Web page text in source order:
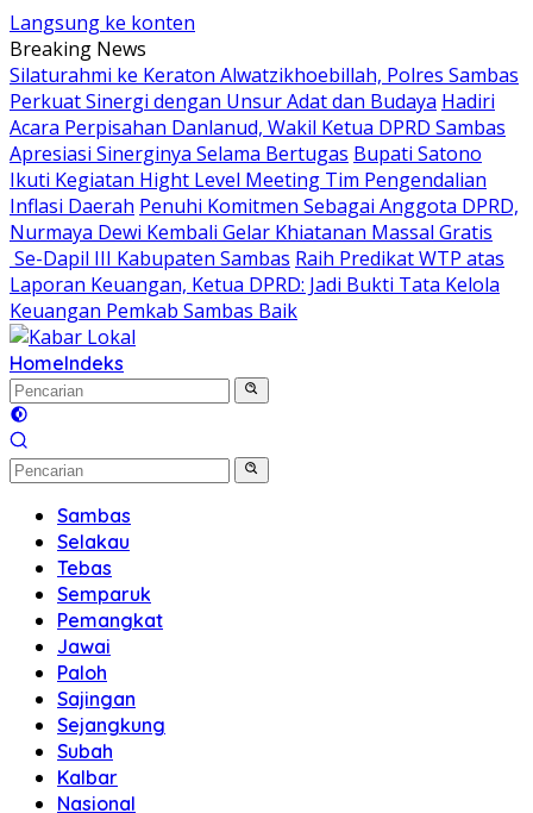
Langsung ke konten
Breaking News
Silaturahmi ke Keraton Alwatzikhoebillah, Polres Sambas
Perkuat Sinergi dengan Unsur Adat dan Budaya Hadiri
Acara Perpisahan Danlanud, Wakil Ketua DPRD Sambas
Apresiasi Sinerginya Selama Bertugas Bupati Satono
Ikuti Kegiatan Hight Level Meeting Tim Pengendalian
Inflasi Daerah Penuhi Komitmen Sebagai Anggota DPRD,
Nurmaya Dewi Kembali Gelar Khiatanan Massal Gratis
Se-Dapil III Kabupaten Sambas Raih Predikat WTP atas
Laporan Keuangan, Ketua DPRD: Jadi Bukti Tata Kelola
Keuangan Pemkab Sambas Baik
HomeIndeks
Sambas
Selakau
Tebas
Semparuk
Pemangkat
Jawai
Paloh
Sajingan
Sejangkung
Subah
Kalbar
Nasional